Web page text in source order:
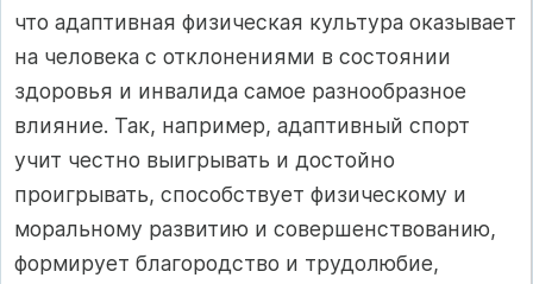
что адаптивная физическая культура оказывает
на человека с отклонениями в состоянии
здоровья и инвалида самое разнообразное
влияние. Так, например, адаптивный спорт
учит честно выигрывать и достойно
проигрывать, способствует физическому и
моральному развитию и совершенствованию,
формирует благородство и трудолюбие,